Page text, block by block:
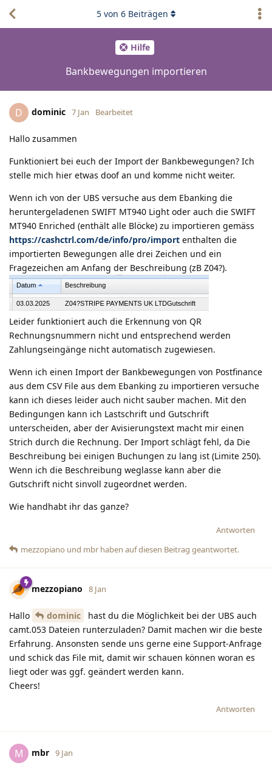
Hilfe
Bankbewegungen importieren
5von 6Beiträgen
D dominic 7 Jan Bearbeitet
Hallo zusammen
Funktioniert bei euch der Import der Bankbewegungen? Ich
stelle mich hier etwas doof an und komme nicht weiter.
Wenn ich von der UBS versuche aus dem Ebanking die
heruntergeladenen SWIFT MT940 Light oder auch die SWIFT
MT940 Enriched (enthält alle Blöcke) zu importieren gemäss
https://cashctrl.com/de/info/pro/import enthalten die
importierten Bewegungen alle drei Zeichen und ein
Fragezeichen am Anfang der Beschreibung (zB Z04?).
Leider funktioniert auch die Erkennung von QR
Rechnungsnummern nicht und entsprechend werden
Zahlungseingänge nicht automatisch zugewiesen.
Wenn ich einen Import der Bankbewegungen von Postfinance
aus dem CSV File aus dem Ebanking zu importieren versuche
kann ich dieses leider auch nicht sauber machen. Mit den
Bedingungen kann ich Lastschrift und Gutschrift
unterscheiden, aber der Avisierungstext macht mir einen
Strich durch die Rechnung. Der Import schlägt fehl, da Die
Beschreibung bei einigen Buchungen zu lang ist (Limite 250).
Wenn ich die Beschreibung weglasse kann aber die
Gutschrift nicht sinvoll zugeordnet werden.
Wie handhabt ihr das ganze?
Antworten
mezzopiano und mbr haben auf diesen Beitrag geantwortet.
mezzopiano 8 Jan
Hallo dominic
hast du die Möglichkeit bei der UBS auch
camt.053 Dateien runterzuladen? Damit machen wir die beste
Erfahrung. Ansonsten sende uns gerne eine Support-Anfrage
und schick das File mit, damit wir schauen können woran es
liegt oder was ggf. geändert werden kann.
Cheers!
Antworten
M mbr 9 Jan